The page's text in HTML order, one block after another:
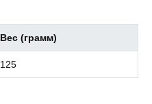
Вес (грамм)
125